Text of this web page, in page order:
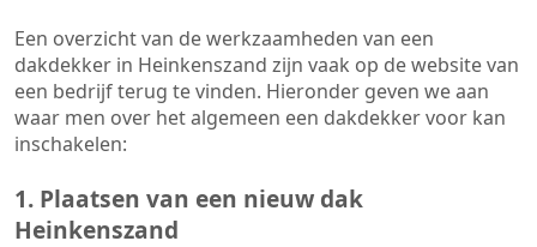
Een overzicht van de werkzaamheden van een
dakdekker in Heinkenszand zijn vaak op de website van
een bedrijf terug te vinden. Hieronder geven we aan
waar men over het algemeen een dakdekker voor kan
inschakelen:
1. Plaatsen van een nieuw dak
Heinkenszand